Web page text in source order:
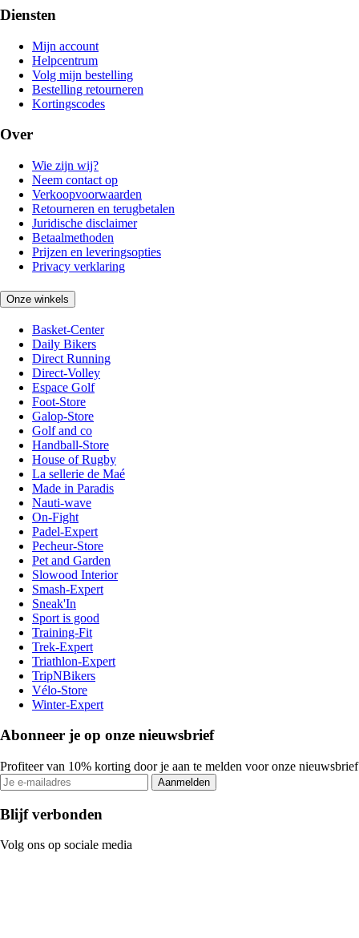
Diensten
Mijn account
Helpcentrum
Volg mijn bestelling
Bestelling retourneren
Kortingscodes
Over
Wie zijn wij?
Neem contact op
Verkoopvoorwaarden
Retourneren en terugbetalen
Juridische disclaimer
Betaalmethoden
Prijzen en leveringsopties
Privacy verklaring
Onze winkels
Basket-Center
Daily Bikers
Direct Running
Direct-Volley
Espace Golf
Foot-Store
Galop-Store
Golf and co
Handball-Store
House of Rugby
La sellerie de Maé
Made in Paradis
Nauti-wave
On-Fight
Padel-Expert
Pecheur-Store
Pet and Garden
Slowood Interior
Smash-Expert
Sneak'In
Sport is good
Training-Fit
Trek-Expert
Triathlon-Expert
TripNBikers
Vélo-Store
Winter-Expert
Abonneer je op onze nieuwsbrief
Profiteer van 10% korting door je aan te melden voor onze nieuwsbrief
Aanmelden
Blijf verbonden
Volg ons op sociale media